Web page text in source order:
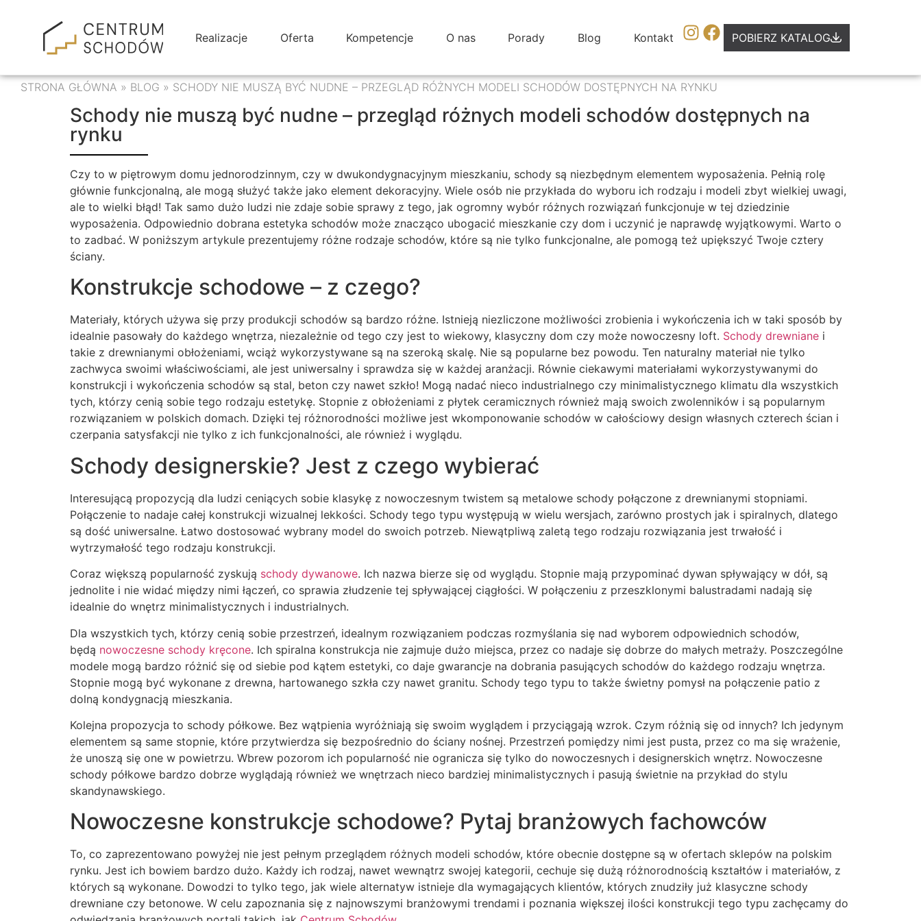
Realizacje Oferta Kompetencje O nas Porady Blog Kontakt POBIERZ KATALOG
STRONA GŁÓWNA » BLOG » SCHODY NIE MUSZĄ BYĆ NUDNE – PRZEGLĄD RÓŻNYCH MODELI SCHODÓW DOSTĘPNYCH NA RYNKU
Schody nie muszą być nudne – przegląd różnych modeli schodów dostępnych na
rynku
Czy to w piętrowym domu jednorodzinnym, czy w dwukondygnacyjnym mieszkaniu, schody są niezbędnym elementem wyposażenia. Pełnią rolę
głównie funkcjonalną, ale mogą służyć także jako element dekoracyjny. Wiele osób nie przykłada do wyboru ich rodzaju i modeli zbyt wielkiej uwagi,
ale to wielki błąd! Tak samo dużo ludzi nie zdaje sobie sprawy z tego, jak ogromny wybór różnych rozwiązań funkcjonuje w tej dziedzinie
wyposażenia. Odpowiednio dobrana estetyka schodów może znacząco ubogacić mieszkanie czy dom i uczynić je naprawdę wyjątkowymi. Warto o
to zadbać. W poniższym artykule prezentujemy różne rodzaje schodów, które są nie tylko funkcjonalne, ale pomogą też upiększyć Twoje cztery
ściany.
Konstrukcje schodowe – z czego?
Materiały, których używa się przy produkcji schodów są bardzo różne. Istnieją niezliczone możliwości zrobienia i wykończenia ich w taki sposób by
idealnie pasowały do każdego wnętrza, niezależnie od tego czy jest to wiekowy, klasyczny dom czy może nowoczesny loft. Schody drewniane i
takie z drewnianymi obłożeniami, wciąż wykorzystywane są na szeroką skalę. Nie są popularne bez powodu. Ten naturalny materiał nie tylko
zachwyca swoimi właściwościami, ale jest uniwersalny i sprawdza się w każdej aranżacji. Równie ciekawymi materiałami wykorzystywanymi do
konstrukcji i wykończenia schodów są stal, beton czy nawet szkło! Mogą nadać nieco industrialnego czy minimalistycznego klimatu dla wszystkich
tych, którzy cenią sobie tego rodzaju estetykę. Stopnie z obłożeniami z płytek ceramicznych również mają swoich zwolenników i są popularnym
rozwiązaniem w polskich domach. Dzięki tej różnorodności możliwe jest wkomponowanie schodów w całościowy design własnych czterech ścian i
czerpania satysfakcji nie tylko z ich funkcjonalności, ale również i wyglądu.
Schody designerskie? Jest z czego wybierać
Interesującą propozycją dla ludzi ceniących sobie klasykę z nowoczesnym twistem są metalowe schody połączone z drewnianymi stopniami.
Połączenie to nadaje całej konstrukcji wizualnej lekkości. Schody tego typu występują w wielu wersjach, zarówno prostych jak i spiralnych, dlatego
są dość uniwersalne. Łatwo dostosować wybrany model do swoich potrzeb. Niewątpliwą zaletą tego rodzaju rozwiązania jest trwałość i
wytrzymałość tego rodzaju konstrukcji.
Coraz większą popularność zyskują schody dywanowe. Ich nazwa bierze się od wyglądu. Stopnie mają przypominać dywan spływający w dół, są
jednolite i nie widać między nimi łączeń, co sprawia złudzenie tej spływającej ciągłości. W połączeniu z przeszklonymi balustradami nadają się
idealnie do wnętrz minimalistycznych i industrialnych.
Dla wszystkich tych, którzy cenią sobie przestrzeń, idealnym rozwiązaniem podczas rozmyślania się nad wyborem odpowiednich schodów,
będą nowoczesne schody kręcone. Ich spiralna konstrukcja nie zajmuje dużo miejsca, przez co nadaje się dobrze do małych metraży. Poszczególne
modele mogą bardzo różnić się od siebie pod kątem estetyki, co daje gwarancje na dobrania pasujących schodów do każdego rodzaju wnętrza.
Stopnie mogą być wykonane z drewna, hartowanego szkła czy nawet granitu. Schody tego typu to także świetny pomysł na połączenie patio z
dolną kondygnacją mieszkania.
Kolejna propozycja to schody półkowe. Bez wątpienia wyróżniają się swoim wyglądem i przyciągają wzrok. Czym różnią się od innych? Ich jedynym
elementem są same stopnie, które przytwierdza się bezpośrednio do ściany nośnej. Przestrzeń pomiędzy nimi jest pusta, przez co ma się wrażenie,
że unoszą się one w powietrzu. Wbrew pozorom ich popularność nie ogranicza się tylko do nowoczesnych i designerskich wnętrz. Nowoczesne
schody półkowe bardzo dobrze wyglądają również we wnętrzach nieco bardziej minimalistycznych i pasują świetnie na przykład do stylu
skandynawskiego.
Nowoczesne konstrukcje schodowe? Pytaj branżowych fachowców
To, co zaprezentowano powyżej nie jest pełnym przeglądem różnych modeli schodów, które obecnie dostępne są w ofertach sklepów na polskim
rynku. Jest ich bowiem bardzo dużo. Każdy ich rodzaj, nawet wewnątrz swojej kategorii, cechuje się dużą różnorodnością kształtów i materiałów, z
których są wykonane. Dowodzi to tylko tego, jak wiele alternatyw istnieje dla wymagających klientów, których znudziły już klasyczne schody
drewniane czy betonowe. W celu zapoznania się z najnowszymi branżowymi trendami i poznania większej ilości konstrukcji tego typu zachęcamy do